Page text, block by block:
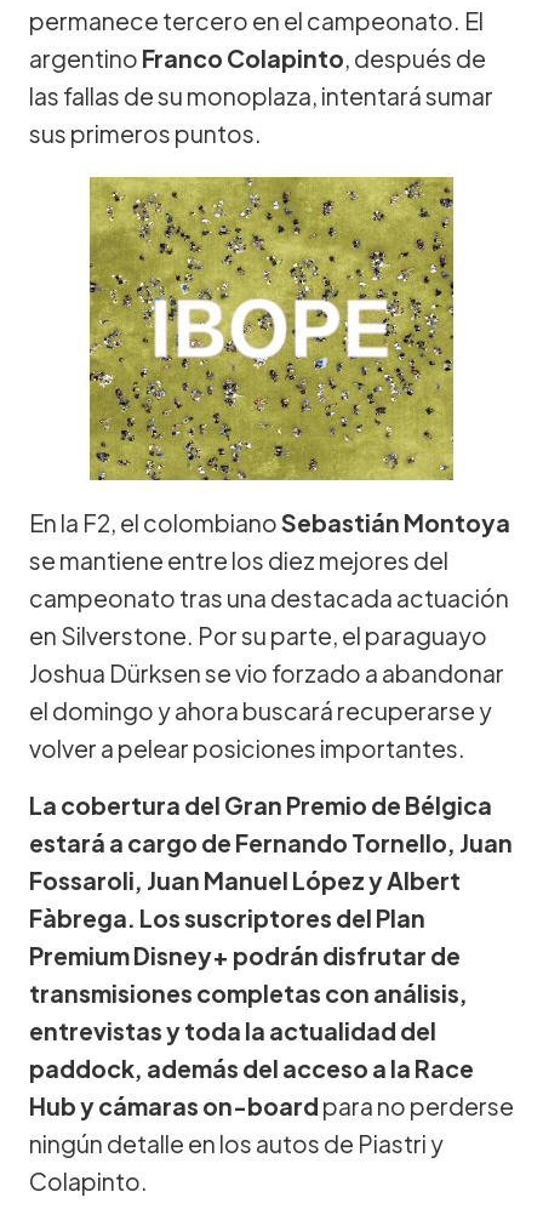
permanece tercero en el campeonato. El
argentino Franco Colapinto, después de
las fallas de su monoplaza, intentará sumar
sus primeros puntos.
En la F2, el colombianoSebastián Montoya
se mantiene entre los diez mejores del
campeonato tras una destacada actuación
en Silverstone. Por su parte, el paraguayo
Joshua Dürksen se vio forzado a abandonar
el domingo y ahora buscará recuperarse y
volver a pelear posiciones importantes.
La cobertura del Gran Premio de Bélgica
estará a cargo de Fernando Tornello, Juan
Fossaroli, Juan Manuel López y Albert
Fàbrega. Los suscriptores del Plan
Premium Disney+ podrán disfrutar de
transmisiones completas con análisis,
entrevistas y toda la actualidad del
paddock, además del acceso a la Race
Hub y cámaras on-board para no perderse
ningún detalle en los autos de Piastri y
Colapinto.